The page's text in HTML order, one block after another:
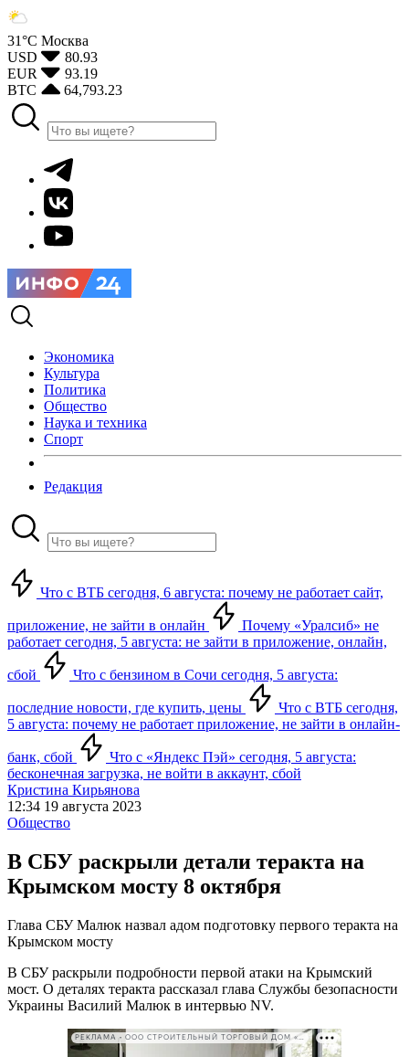
31°С Москва
USD
80.93
EUR
93.19
BTC
64,793.23
Экономика
Культура
Политика
Общество
Наука и техника
Спорт
Редакция
Что с ВТБ сегодня, 6 августа: почему не работает сайт,
приложение, не зайти в онлайн
Почему «Уралсиб» не
работает сегодня, 5 августа: не зайти в приложение, онлайн,
сбой Что с бензином в Сочи сегодня, 5 августа:
последние новости, где купить, цены
Что с ВТБ сегодня,
5 августа: почему не работает приложение, не зайти в онлайн-
банк, сбой
Что с «Яндекс Пэй» сегодня, 5 августа:
бесконечная загрузка, не войти в аккаунт, сбой
Кристина Кирьянова
12:34 19 августа 2023
Общество
В СБУ раскрыли детали теракта на
Крымском мосту 8 октября
Глава СБУ Малюк назвал адом подготовку первого теракта на
Крымском мосту
В СБУ раскрыли подробности первой атаки на Крымский
мост. О деталях теракта рассказал глава Службы безопасности
Украины Василий Малюк в интервью NV.
РЕКЛАМА • ООО СТРОИТЕЛЬНЫЙ ТОРГОВЫЙ ДОМ «ПЕТРОВИЧ». ИНН: 7802348846